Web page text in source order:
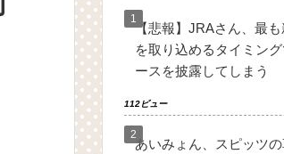
【悲報】JRAさん、最
を取り込めるタイミン
ースを披露してしまう
112ビュー
あいみょん、スピッツ